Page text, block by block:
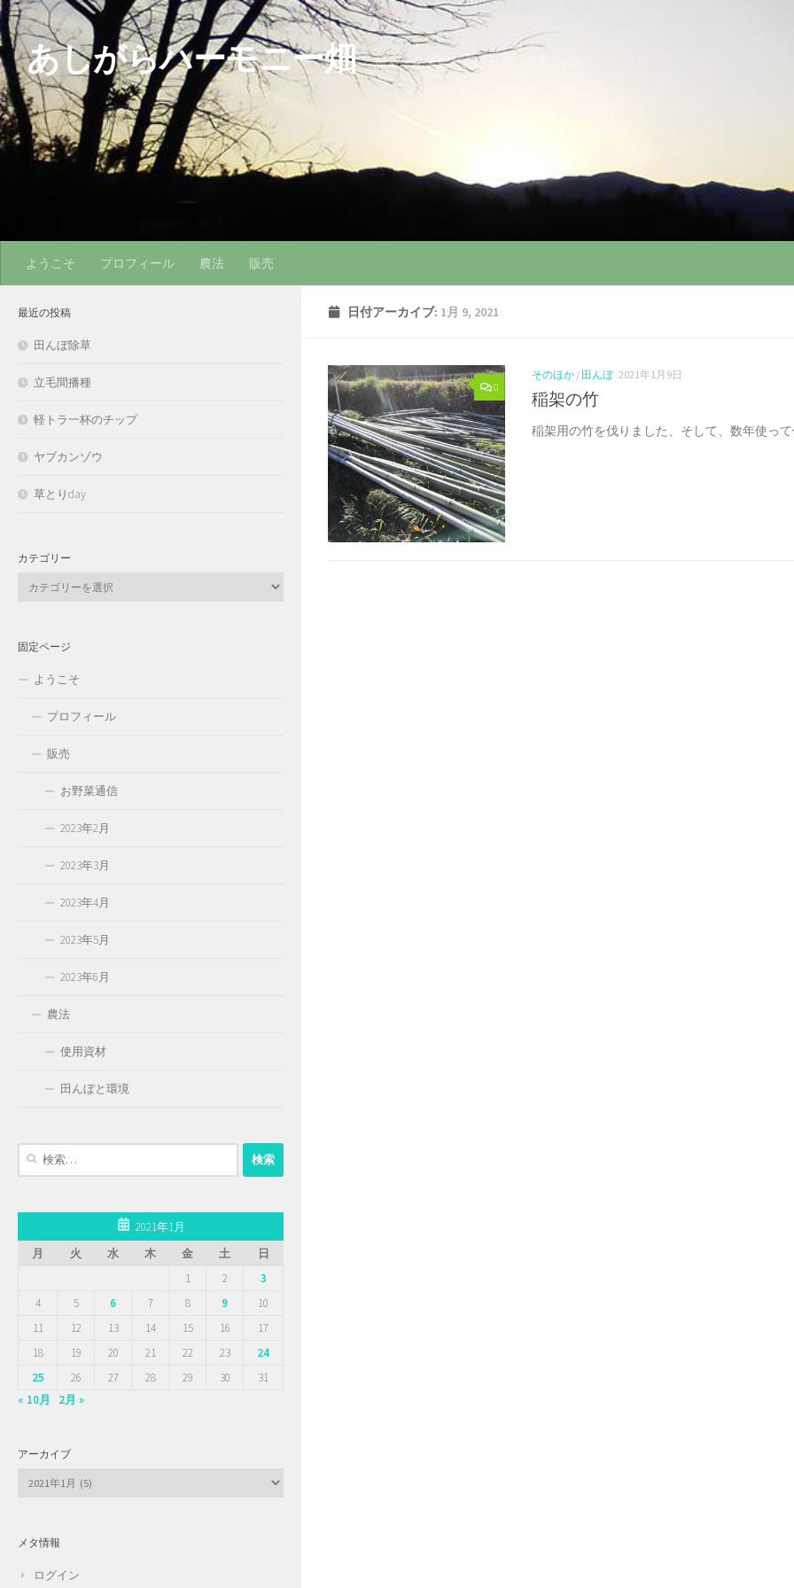
コンテンツへスキップ
あしがらハーモニー畑 農薬・化学肥料を使わない野菜とお米
ようこそ プロフィール 農法 販売
日付アーカイブ: 1月 9, 2021
0
そのほか / 田んぼ 2021年1月9日
稲架の竹
稲架用の竹を伐りました、そして、数年使っ
最近の投稿
田んぼ除草
立毛間播種
軽トラ一杯のチップ
ヤブカンゾウ
草とりday
カテゴリー
ー
固定ページ
ようこそ
プロフィール
販売
お野菜通信
2023年2月
2023年3月
2023年4月
2023年5月
2023年6月
農法
使用資材
田んぼと環境
検
2021年1月
月
火 水 木 金 土
日
1
2
3
4
5 6 7 8 9
10
11
12 13 14 15 16
17
18
19 20 21 22 23
24
25
26 27 28 29 30
31
« 10月
2月 »
アーカイブ
ブ
メタ情報
ログイン